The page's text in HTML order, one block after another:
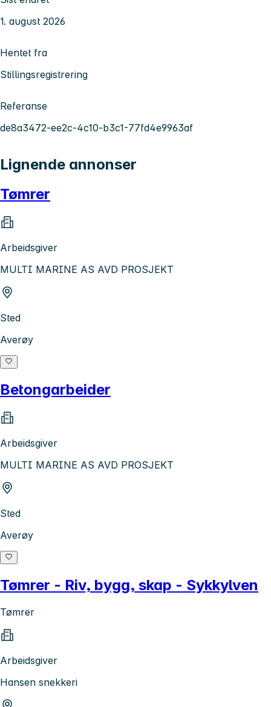
1. august 2026
Hentet fra
Stillingsregistrering
Referanse
de8a3472-ee2c-4c10-b3c1-77fd4e9963af
Lignende annonser
Tømrer
Arbeidsgiver
MULTI MARINE AS AVD PROSJEKT
Sted
Averøy
Betongarbeider
Arbeidsgiver
MULTI MARINE AS AVD PROSJEKT
Sted
Averøy
Tømrer - Riv, bygg, skap - Sykkylven
Tømrer
Arbeidsgiver
Hansen snekkeri